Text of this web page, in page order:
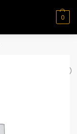
0